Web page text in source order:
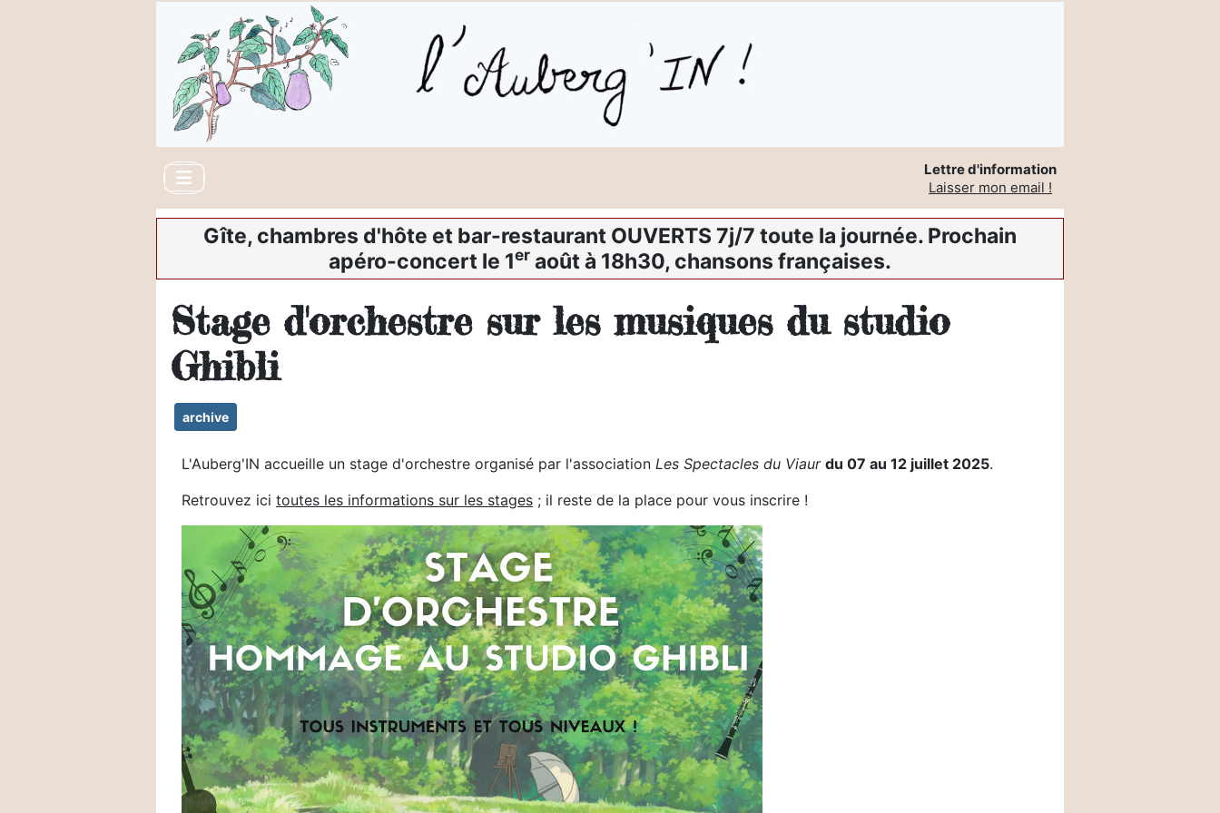
Lettre d'information
Laisser mon email !
Gîte, chambres d'hôte et bar-restaurant OUVERTS 7j/7 toute la journée. Prochain
apéro-concert le 1er août à 18h30, chansons françaises.
Stage d'orchestre sur les musiques du studio
Ghibli
archive
L'Auberg'IN accueille un stage d'orchestre organisé par l'association Les Spectacles du Viaur du 07 au 12 juillet 2025.
Retrouvez ici toutes les informations sur les stages ; il reste de la place pour vous inscrire !